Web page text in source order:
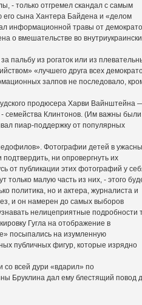
- только отгремел скандал с самым
его сына Хантера Байдена и «делом
информационной травы от
о вмешательстве во
пальбу из рогаток или из
«лучшего друга всех
залпов не последовало,
продюсера Харви Вайнштейна
семейства Клинтонов. (Им важны
пиар-поддержку от популярных
Фотографии детей в
ни опровергнуть их
от публикации этих фотографий у
только малую часть из них, - этого
политика, но и актера, журналиста и
и он намерен до самых выборов
нелицеприятные подробности
Гугла на отображение в
посыпались на изумленную
публичных фигур, которые изрядно
всей дури «вдарил» по
Бруклина дал ему блестящий повод